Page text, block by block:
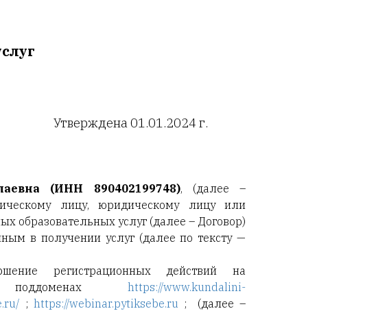
г.
(ИНН 890402199748), (далее –
лицу, юридическому лицу или
образовательных услуг (далее – Договор)
в получении услуг (далее по тексту —
регистрационных действий на
https://www.kundalini-
; https://webinar.pytiksebe.ru ; (далее –